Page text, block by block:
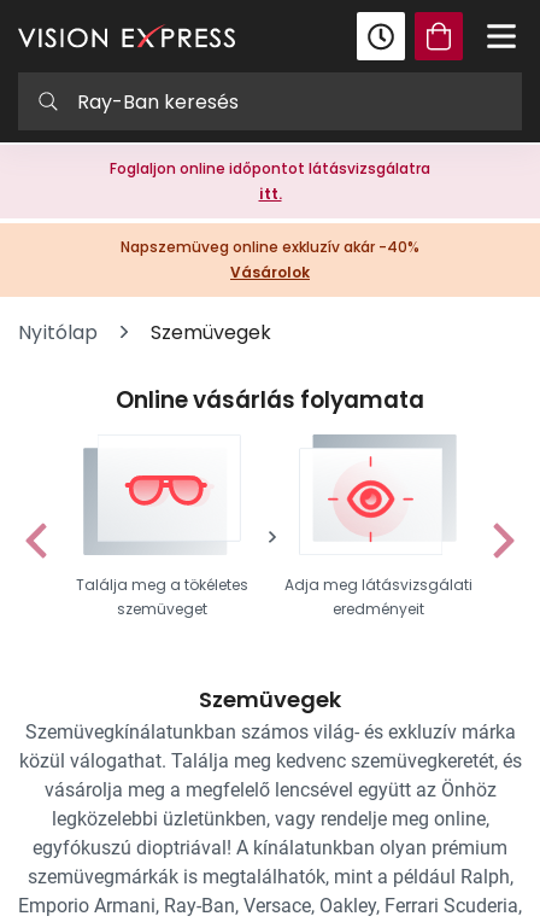
Foglaljon online időpontot látásvizsgálatra
itt.
Napszemüveg online exkluzív akár -40%
Vásárolok
Nyitólap Szemüvegek
Online vásárlás folyamata
Találja meg a tökéletes
szemüveget
Adja meg látásvizsgálati
eredményeit
Szemüvegek
Szemüvegkínálatunkban számos világ- és exkluzív márka
közül válogathat. Találja meg kedvenc szemüvegkeretét, és
vásárolja meg a megfelelő lencsével együtt az Önhöz
legközelebbi üzletünkben, vagy rendelje meg online,
egyfókuszú dioptriával! A kínálatunkban olyan prémium
szemüvegmárkák is megtalálhatók, mint a például Ralph,
Emporio Armani, Ray-Ban, Versace, Oakley, Ferrari Scuderia,